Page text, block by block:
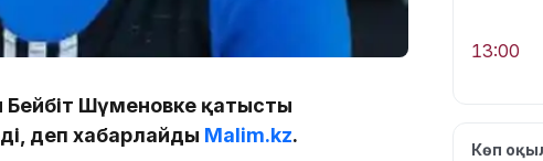
Бейбіт Шүменовке қатысты
деп хабарлайды Malim.kz.
13:00
Көп